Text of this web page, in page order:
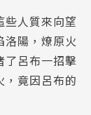
些人質來向望
洛陽，燎原火
了呂布一招擊
，竟因呂布的